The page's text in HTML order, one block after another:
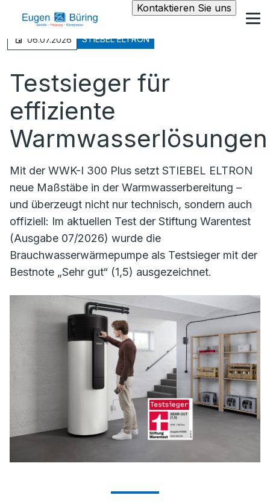
Kontaktieren Sie uns
06.07.2026 STIEBEL ELTRON
Testsieger für
effiziente
Warmwasserlösungen
Mit der WWK-I 300 Plus setzt STIEBEL ELTRON
neue Maßstäbe in der Warmwasserbereitung –
und überzeugt nicht nur technisch, sondern auch
offiziell: Im aktuellen Test der Stiftung Warentest
(Ausgabe 07/2026) wurde die
Brauchwasserwärmepumpe als Testsieger mit der
Bestnote „Sehr gut“ (1,5) ausgezeichnet.